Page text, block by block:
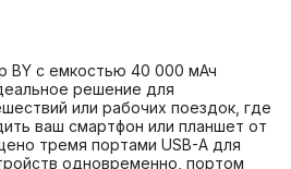
BY с емкостью 40 000 мАч
решение для
или рабочих поездок, где
ваш смартфон или планшет от
тремя портами USB-A для
одновременно, портом